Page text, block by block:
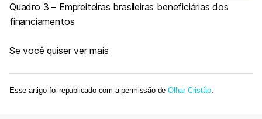
Quadro 3 – Empreiteiras brasileiras beneficiárias dos
financiamentos
Se você quiser ver mais
Esse artigo foi republicado com a permissão de Olhar Cristão.